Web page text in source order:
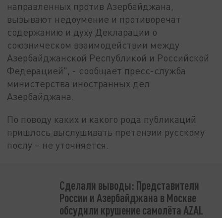
направленных против Азербайджана,
вызывают недоумение и противоречат
содержанию и духу Декларации о
союзническом взаимодействии между
Азербайджанской Республикой и Российской
Федерацией", - сообщает пресс-служба
министерства иностранных дел
Азербайджана.
По поводу каких и какого рода публикаций
пришлось выслушивать претензии русскому
послу – не уточняется.
Сделали выводы: Представители
России и Азербайджана в Москве
обсудили крушение самолёта AZAL